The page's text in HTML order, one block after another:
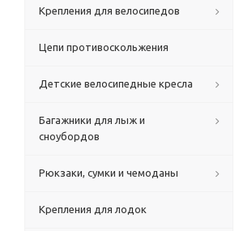
Крепления для велосипедов
Цепи противоскольжения
Детские велосипедные кресла
Багажники для лыж и
сноубордов
Рюкзаки, сумки и чемоданы
Крепления для лодок